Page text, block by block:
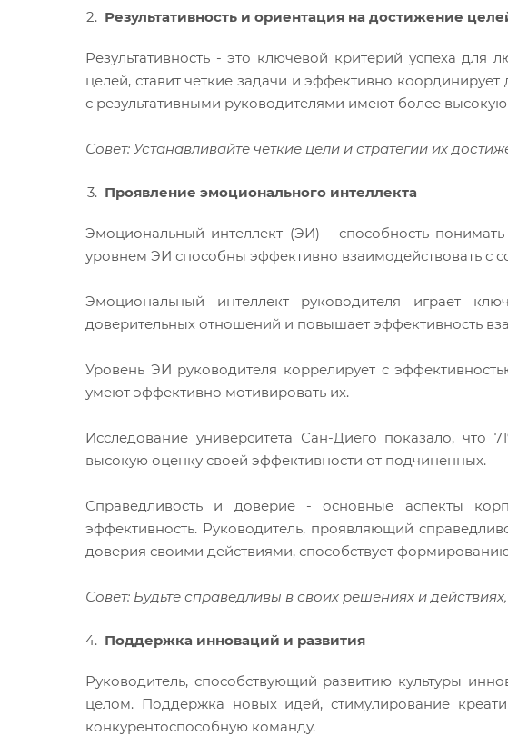
Результативность и ориентация на достижение
Результативность - это ключевой критерий успеха
целей, ставит четкие задачи и эффективно
с результативными руководителями имеют более
Совет: Устанавливайте четкие цели и стратегии их
Проявление эмоционального интеллекта
Эмоциональный интеллект (ЭИ) - способность
уровнем ЭИ способны эффективно взаимодействовать с
Эмоциональный интеллект руководителя играет
доверительных отношений и повышает эффективность
Уровень ЭИ руководителя коррелирует с
умеют эффективно мотивировать их.
Исследование университета Сан-Диего показало, что
высокую оценку своей эффективности от подчиненных.
Справедливость и доверие - основные аспекты
эффективность. Руководитель, проявляющий
доверия своими действиями, способствует
Совет: Будьте справедливы в своих решениях и
Поддержка инноваций и развития
Руководитель, способствующий развитию культуры
целом. Поддержка новых идей, стимулирование
конкурентоспособную команду.